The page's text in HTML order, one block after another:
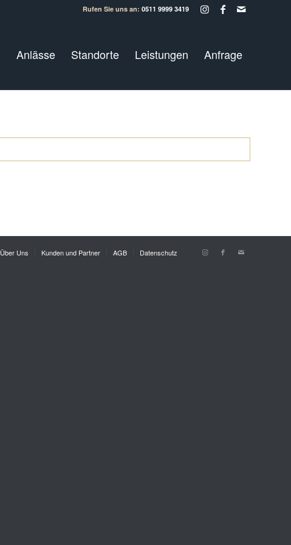
Rufen Sie uns an: 0511 9999 3419
Anlässe Standorte Leistungen Anfrage
Über Uns Kunden und Partner AGB Datenschutz